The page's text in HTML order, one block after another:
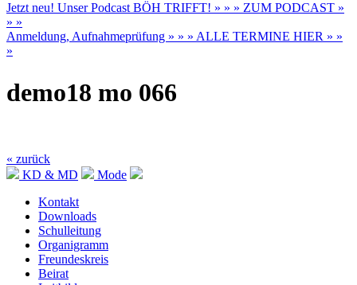
Jetzt neu! Unser Podcast BÖH TRIFFT! » » » ZUM PODCAST »
» »
Anmeldung, Aufnahmeprüfung » » » ALLE TERMINE HIER » »
»
demo18 mo 066
« zurück
KD & MD
Mode
Kontakt
Downloads
Schulleitung
Organigramm
Freundeskreis
Beirat